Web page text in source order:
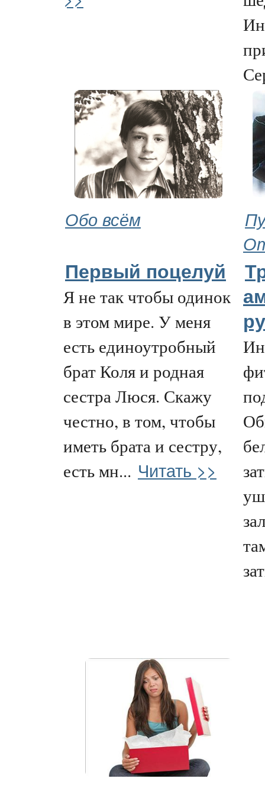
Обо всём
Первый поцелуй
Я не так чтобы одинок
в этом мире. У меня
есть единоутробный
брат Коля и родная
сестра Люся. Скажу
честно, в том, чтобы
иметь брата и сестру,
есть мн... Читать >>